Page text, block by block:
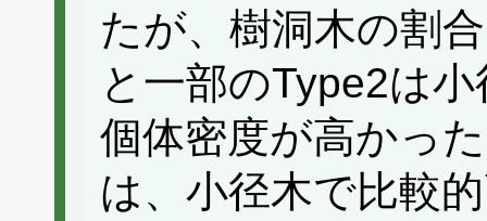
たが、樹洞木の割
と一部のType2は
個体密度が高かっ
は、小径木で比較